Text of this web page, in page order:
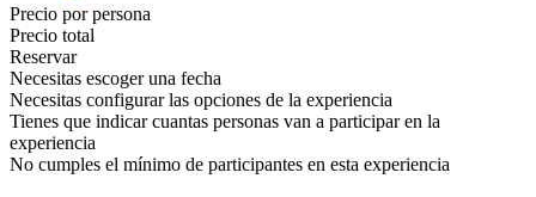
Precio por persona
Precio total
Reservar
Necesitas escoger una fecha
Necesitas configurar las opciones de la experiencia
Tienes que indicar cuantas personas van a participar en la
experiencia
No cumples el mínimo de participantes en esta experiencia